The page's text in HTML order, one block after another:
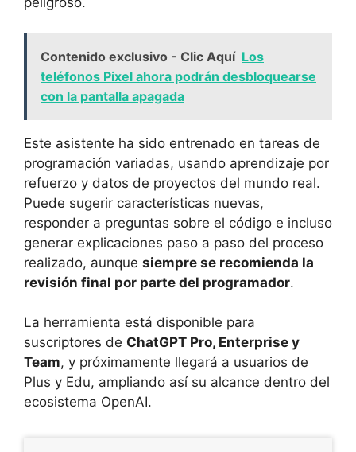
Contenido exclusivo - Clic Aquí Los
teléfonos Pixel ahora podrán desbloquearse
con la pantalla apagada
Este asistente ha sido entrenado en tareas de
programación variadas, usando aprendizaje por
refuerzo y datos de proyectos del mundo real.
Puede sugerir características nuevas,
responder a preguntas sobre el código e incluso
generar explicaciones paso a paso del proceso
realizado, aunque siempre se recomienda la
revisión final por parte del programador.
La herramienta está disponible para
suscriptores de ChatGPT Pro, Enterprise y
Team, y próximamente llegará a usuarios de
Plus y Edu, ampliando así su alcance dentro del
ecosistema OpenAI.